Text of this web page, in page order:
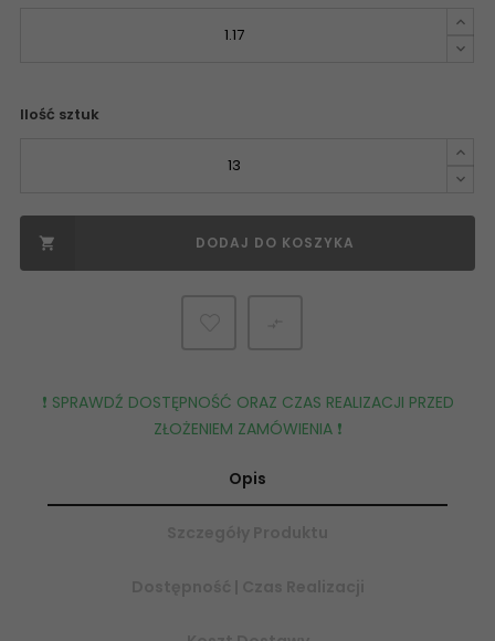
Ilość sztuk
 DODAJ DO KOSZYKA
❗️ SPRAWDŹ DOSTĘPNOŚĆ ORAZ CZAS REALIZACJI PRZED
ZŁOŻENIEM ZAMÓWIENIA ❗️
Opis